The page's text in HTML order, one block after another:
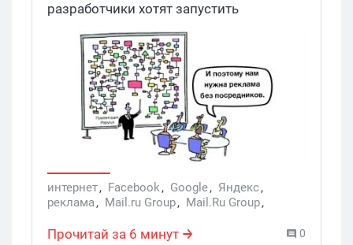
разработчики хотят запустить
экосистему для Интернет-рекламы на
базе блокчейна. Они считают, что так
смогут убрать посредников в
размещении объявлений. Но всё это
пока выглядит сомнительно.
интернет, Facebook, Google, Яндекс,
реклама, Mail.ru Group, Mail.Ru Group,
Прочитай за 6 минут 0